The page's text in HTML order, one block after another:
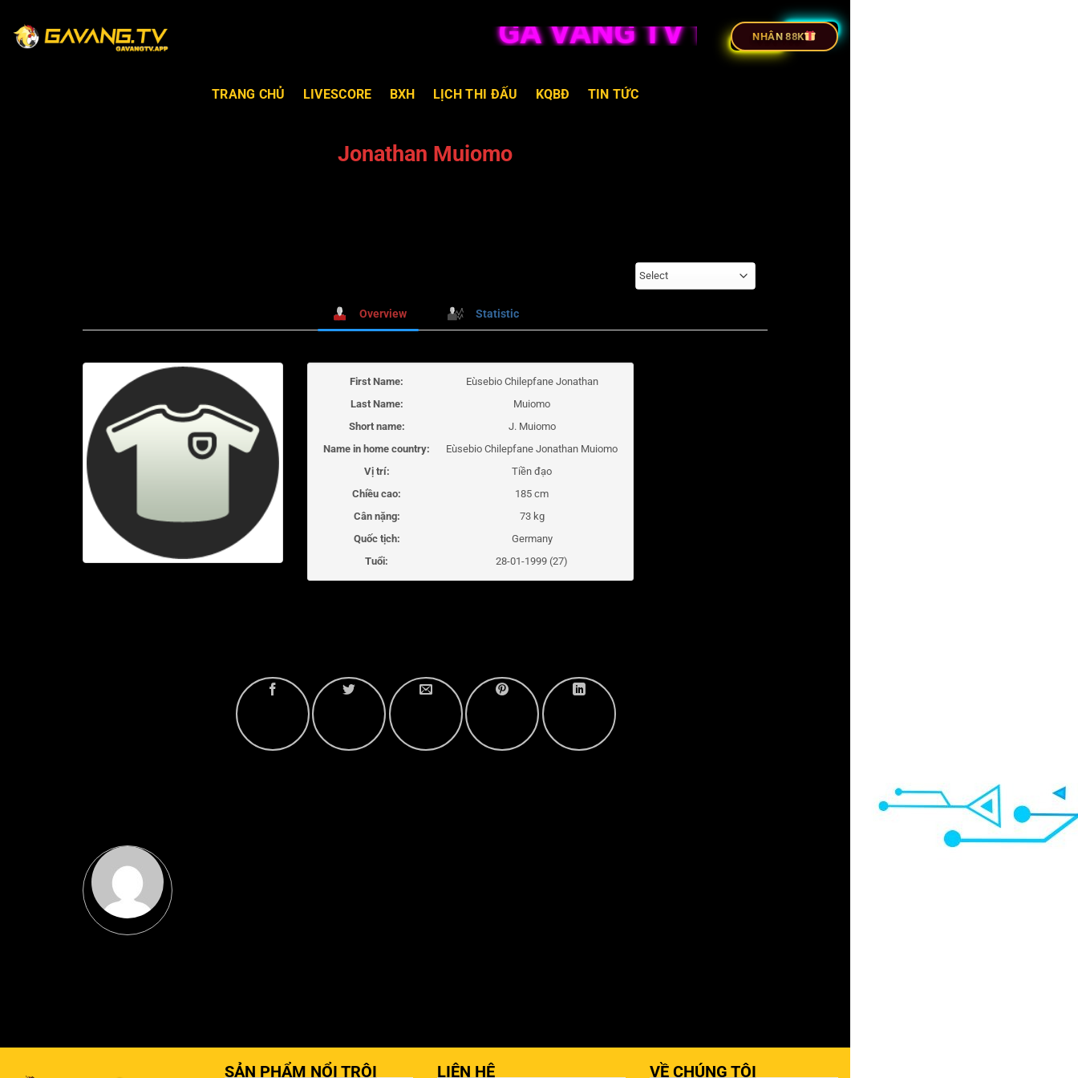
GÀ VÀNG TV TRỰC TIẾP BÓNG ĐÁ
NHÂN 88K
TRANG CHỦ LIVESCORE BXH LỊCH THI ĐẤU KQBĐ TIN TỨC
Jonathan Muiomo
Select
Overview Statistic
First Name:
Eùsebio Chilepfane Jonathan
Last Name:
Muiomo
Short name:
J. Muiomo
Name in home country:
Eùsebio Chilepfane Jonathan Muiomo
Vị trí:
Tiền đạo
Chiều cao:
185 cm
Cân nặng:
73 kg
Quốc tịch:
Germany
Tuổi:
28-01-1999 (27)
SẢN PHẨM NỔI TRỘI LIÊN HỆ VỀ CHÚNG TÔI